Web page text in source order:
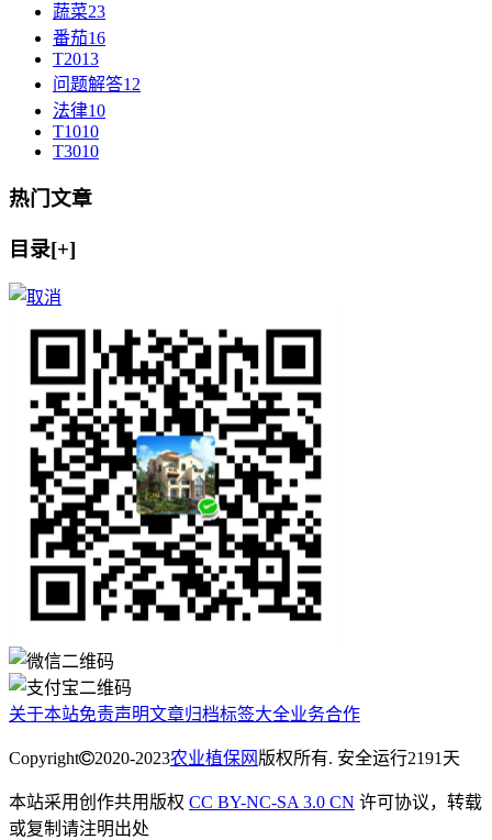
蔬菜23
番茄16
T2013
问题解答12
法律10
T1010
T3010
热门文章
目录[+]
关于本站免责声明文章归档标签大全业务合作
Copyright 2020-2023农业植保网 版权所有. 安全运行2191 天
本站采用创作共用版权 CC BY-NC-SA 3.0 CN 许可协议，转载
或复制请注明出处